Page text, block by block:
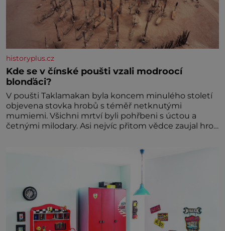
historyplus.cz
Kde se v čínské poušti vzali modroocí
blonďáci?
V poušti Taklamakan byla koncem minulého století
objevena stovka hrobů s téměř netknutými
mumiemi. Všichni mrtví byli pohřbeni s úctou a
četnými milodary. Asi nejvíc přitom vědce zaujal hrob
dávných lidí nesmírně dobře zachovalá, přičítají
odborníci zdejším klimatickým podmínkám. Sucho,